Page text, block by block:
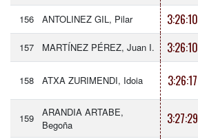
156 ANTOLINEZ GIL, Pilar 3:26:10
157 MARTÍNEZ PÉREZ, Juan I. 3:26:10
158 ATXA ZURIMENDI, Idoia 3:26:17
159
ARANDIA ARTABE,
Begoña
3:27:29